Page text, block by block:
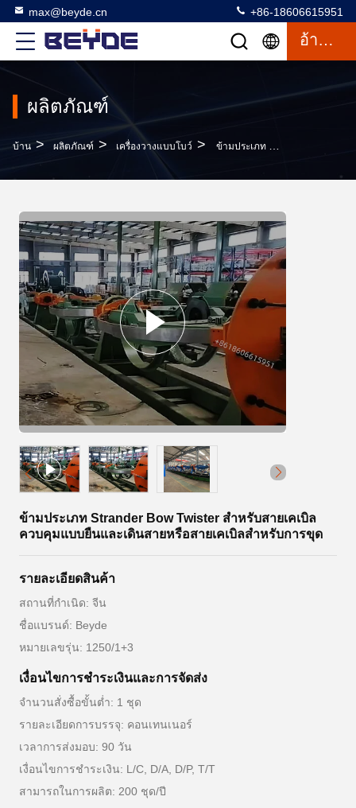
max@beyde.cn +86-18606615951
อ้างอิง
ผลิตภัณฑ์
บ้าน > ผลิตภัณฑ์ > เครื่องวางแบบโบว์ > ข้ามประเภท Strander Bow Twister สำหรับสายเคเบิลควบคุมแบบยืนและเดินสายหรือสายเคเบิลสำหรับการขุด
ข้ามประเภท Strander Bow Twister สำหรับสายเคเบิล
ควบคุมแบบยืนและเดินสายหรือสายเคเบิลสำหรับการขุด
รายละเอียดสินค้า
สถานที่กำเนิด: จีน
ชื่อแบรนด์: Beyde
หมายเลขรุ่น: 1250/1+3
เงื่อนไขการชําระเงินและการจัดส่ง
จำนวนสั่งซื้อขั้นต่ำ: 1 ชุด
รายละเอียดการบรรจุ: คอนเทนเนอร์
เวลาการส่งมอบ: 90 วัน
เงื่อนไขการชำระเงิน: L/C, D/A, D/P, T/T
สามารถในการผลิต: 200 ชุด/ปี